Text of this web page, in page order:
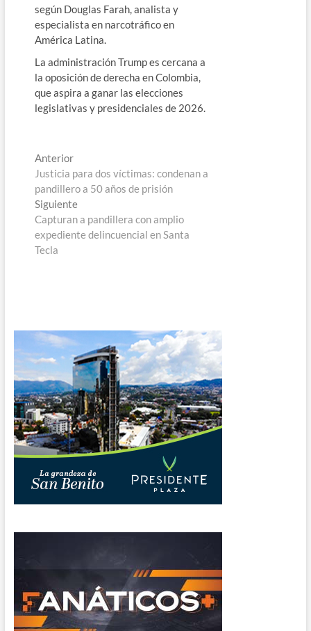
según Douglas Farah, analista y
especialista en narcotráfico en
América Latina.
La administración Trump es cercana a
la oposición de derecha en Colombia,
que aspira a ganar las elecciones
legislativas y presidenciales de 2026.
Navegación
de
entradas
AnteriorEntrada
anterior:
Justicia para dos víctimas: condenan a
pandillero a 50 años de prisión
SiguienteEntrada
siguiente:
Capturan a pandillera con amplio
expediente delincuencial en Santa
Tecla